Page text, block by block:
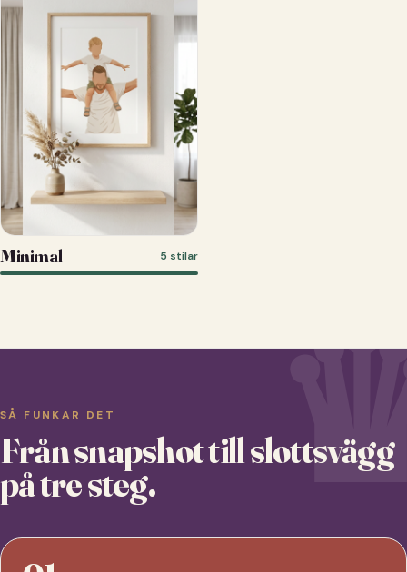
Minimal 5 stilar
SÅ FUNKAR DET
Från snapshot till slottsvägg
på tre steg.